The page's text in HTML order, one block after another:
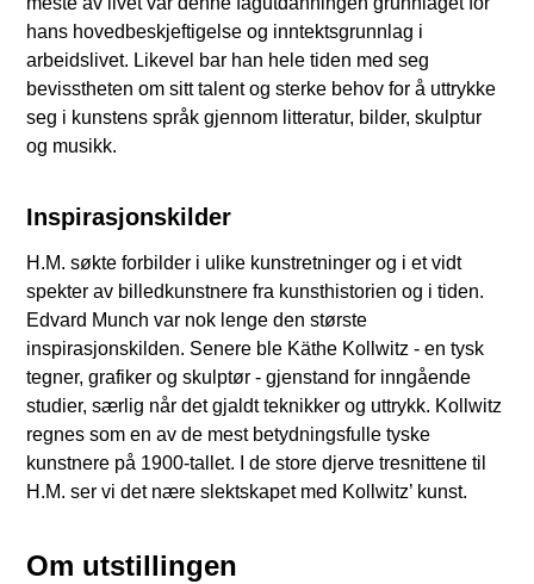
hans hovedbeskjeftigelse og inntektsgrunnlag i
arbeidslivet. Likevel bar han hele tiden med seg
bevisstheten om sitt talent og sterke behov for å uttrykke
seg i kunstens språk gjennom litteratur, bilder, skulptur
og musikk.
Inspirasjonskilder
H.M. søkte forbilder i ulike kunstretninger og i et vidt
spekter av billedkunstnere fra kunsthistorien og i tiden.
Edvard Munch var nok lenge den største
inspirasjonskilden. Senere ble Käthe Kollwitz - en tysk
tegner, grafiker og skulptør - gjenstand for inngående
studier, særlig når det gjaldt teknikker og uttrykk. Kollwitz
regnes som en av de mest betydningsfulle tyske
kunstnere på 1900-tallet. I de store djerve tresnittene til
H.M. ser vi det nære slektskapet med Kollwitz’ kunst.
Om utstillingen